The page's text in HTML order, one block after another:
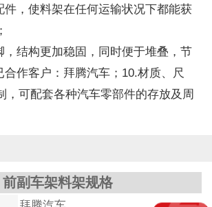
件，使料架在任何运输状况下都能获
，结构更加稳固，同时便于堆叠，节
作客户：拜腾汽车；10.材质、尺
，可配套各种汽车零部件的存放及周
前副车架料架规格